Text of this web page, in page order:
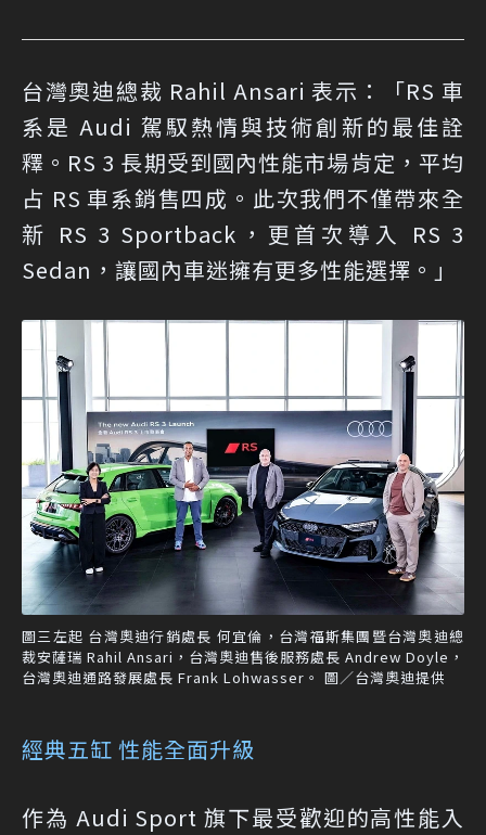
台灣奧迪總裁 Rahil Ansari 表示：「RS 車
系是 Audi 駕馭熱情與技術創新的最佳詮
釋。RS 3 長期受到國內性能市場肯定，平均
占 RS 車系銷售四成。此次我們不僅帶來全
新 RS 3 Sportback，更首次導入 RS 3
Sedan，讓國內車迷擁有更多性能選擇。」
圖三左起 台灣奧迪行銷處長 何宜倫，台灣福斯集團暨台灣奧迪總
裁安薩瑞 Rahil Ansari，台灣奧迪售後服務處長 Andrew Doyle，
台灣奧迪通路發展處長 Frank Lohwasser。 圖／台灣奧迪提供
經典五缸 性能全面升級
作為 Audi Sport 旗下最受歡迎的高性能入